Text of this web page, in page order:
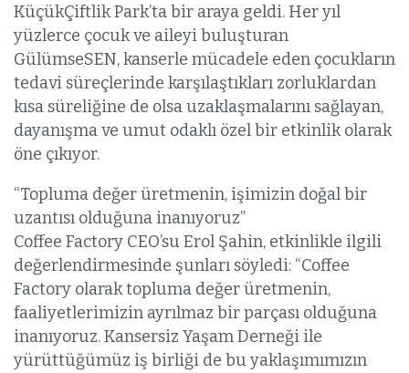
KüçükÇiftlik Park’ta bir araya geldi. Her yıl
yüzlerce çocuk ve aileyi buluşturan
GülümseSEN, kanserle mücadele eden çocukların
tedavi süreçlerinde karşılaştıkları zorluklardan
kısa süreliğine de olsa uzaklaşmalarını sağlayan,
dayanışma ve umut odaklı özel bir etkinlik olarak
öne çıkıyor.
“Topluma değer üretmenin, işimizin doğal bir
uzantısı olduğuna inanıyoruz”
Coffee Factory CEO’su Erol Şahin, etkinlikle ilgili
değerlendirmesinde şunları söyledi: “Coffee
Factory olarak topluma değer üretmenin,
faaliyetlerimizin ayrılmaz bir parçası olduğuna
inanıyoruz. Kansersiz Yaşam Derneği ile
yürüttüğümüz iş birliği de bu yaklaşımımızın